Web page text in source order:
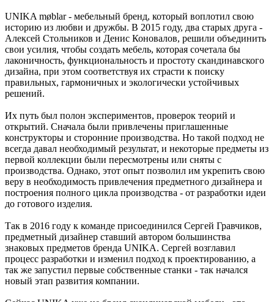
UNIKA møblar - мебельный бренд, который воплотил свою
историю из любви и дружбы. В 2015 году, два старых друга -
Алексей Стольников и Денис Коновалов, решили объединить
свои усилия, чтобы создать мебель, которая сочетала бы
лаконичность, функциональность и простоту скандинавского
дизайна, при этом соответствуя их страсти к поиску
правильных, гармоничных и экологически устойчивых
решений.
Их путь был полон экспериментов, проверок теорий и
открытий. Сначала были привлечены приглашенные
конструкторы и сторонние производства. Но такой подход не
всегда давал необходимый результат, и некоторые предметы из
первой коллекции были пересмотрены или сняты с
производства. Однако, этот опыт позволил им укрепить свою
веру в необходимость привлечения предметного дизайнера и
построения полного цикла производства - от разработки идеи
до готового изделия.
Так в 2016 году к команде присоединился Сергей Гравчиков,
предметный дизайнер ставший автором большинства
знаковых предметов бренда UNIKA. Сергей возглавил
процесс разработки и изменил подход к проектированию, а
так же запустил первые собственные станки - так начался
новый этап развития компании.